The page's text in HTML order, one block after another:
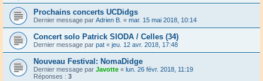
Prochains concerts UCDidgs
Dernier message par Adrien B. « mar. 15 mai 2018, 10:14
Concert solo Patrick SIODA / Celles (34)
Dernier message par pat « jeu. 12 avr. 2018, 17:48
Nouveau Festival: NomaDidge
Dernier message par Javotte « lun. 26 févr. 2018, 11:19
Réponses : 3